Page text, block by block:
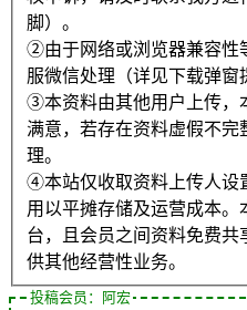
脚）。
②由于网络或浏览器兼容性
服微信处理（详见下载弹窗
③本资料由其他用户上传，
满意，若存在资料虚假不
理。
④本站仅收取资料上传人设
用以平摊存储及运营成本
台，且会员之间资料免费
供其他经营性业务。
投稿会员：阿宏